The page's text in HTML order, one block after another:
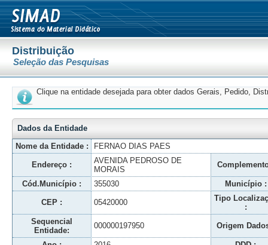
Distribuição
Seleção das Pesquisas
Clique na entidade desejada para obter dados Gerais, Pedido,
Dados da Entidade
Nome da Entidade :
FERNAO DIAS PAES
Endereço :
AVENIDA PEDROSO DE
MORAIS
Cód.Município : 355030 Município :
CEP : 05420000
Tipo
:
Sequencial
Entidade:
000000197950 Origem